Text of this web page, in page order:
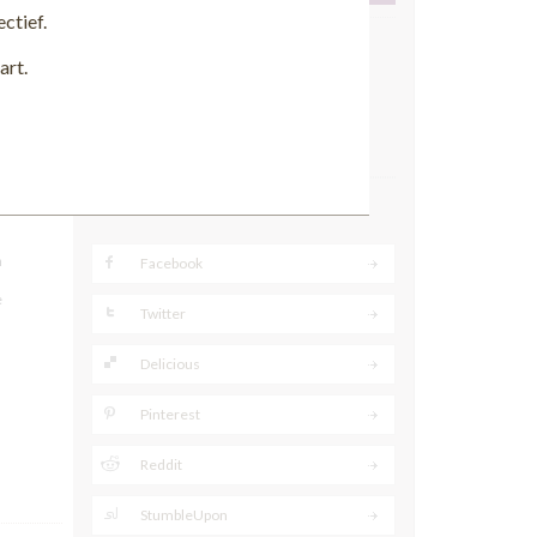
Facebook
Twitter
Delicious
Pinterest
Reddit
StumbleUpon